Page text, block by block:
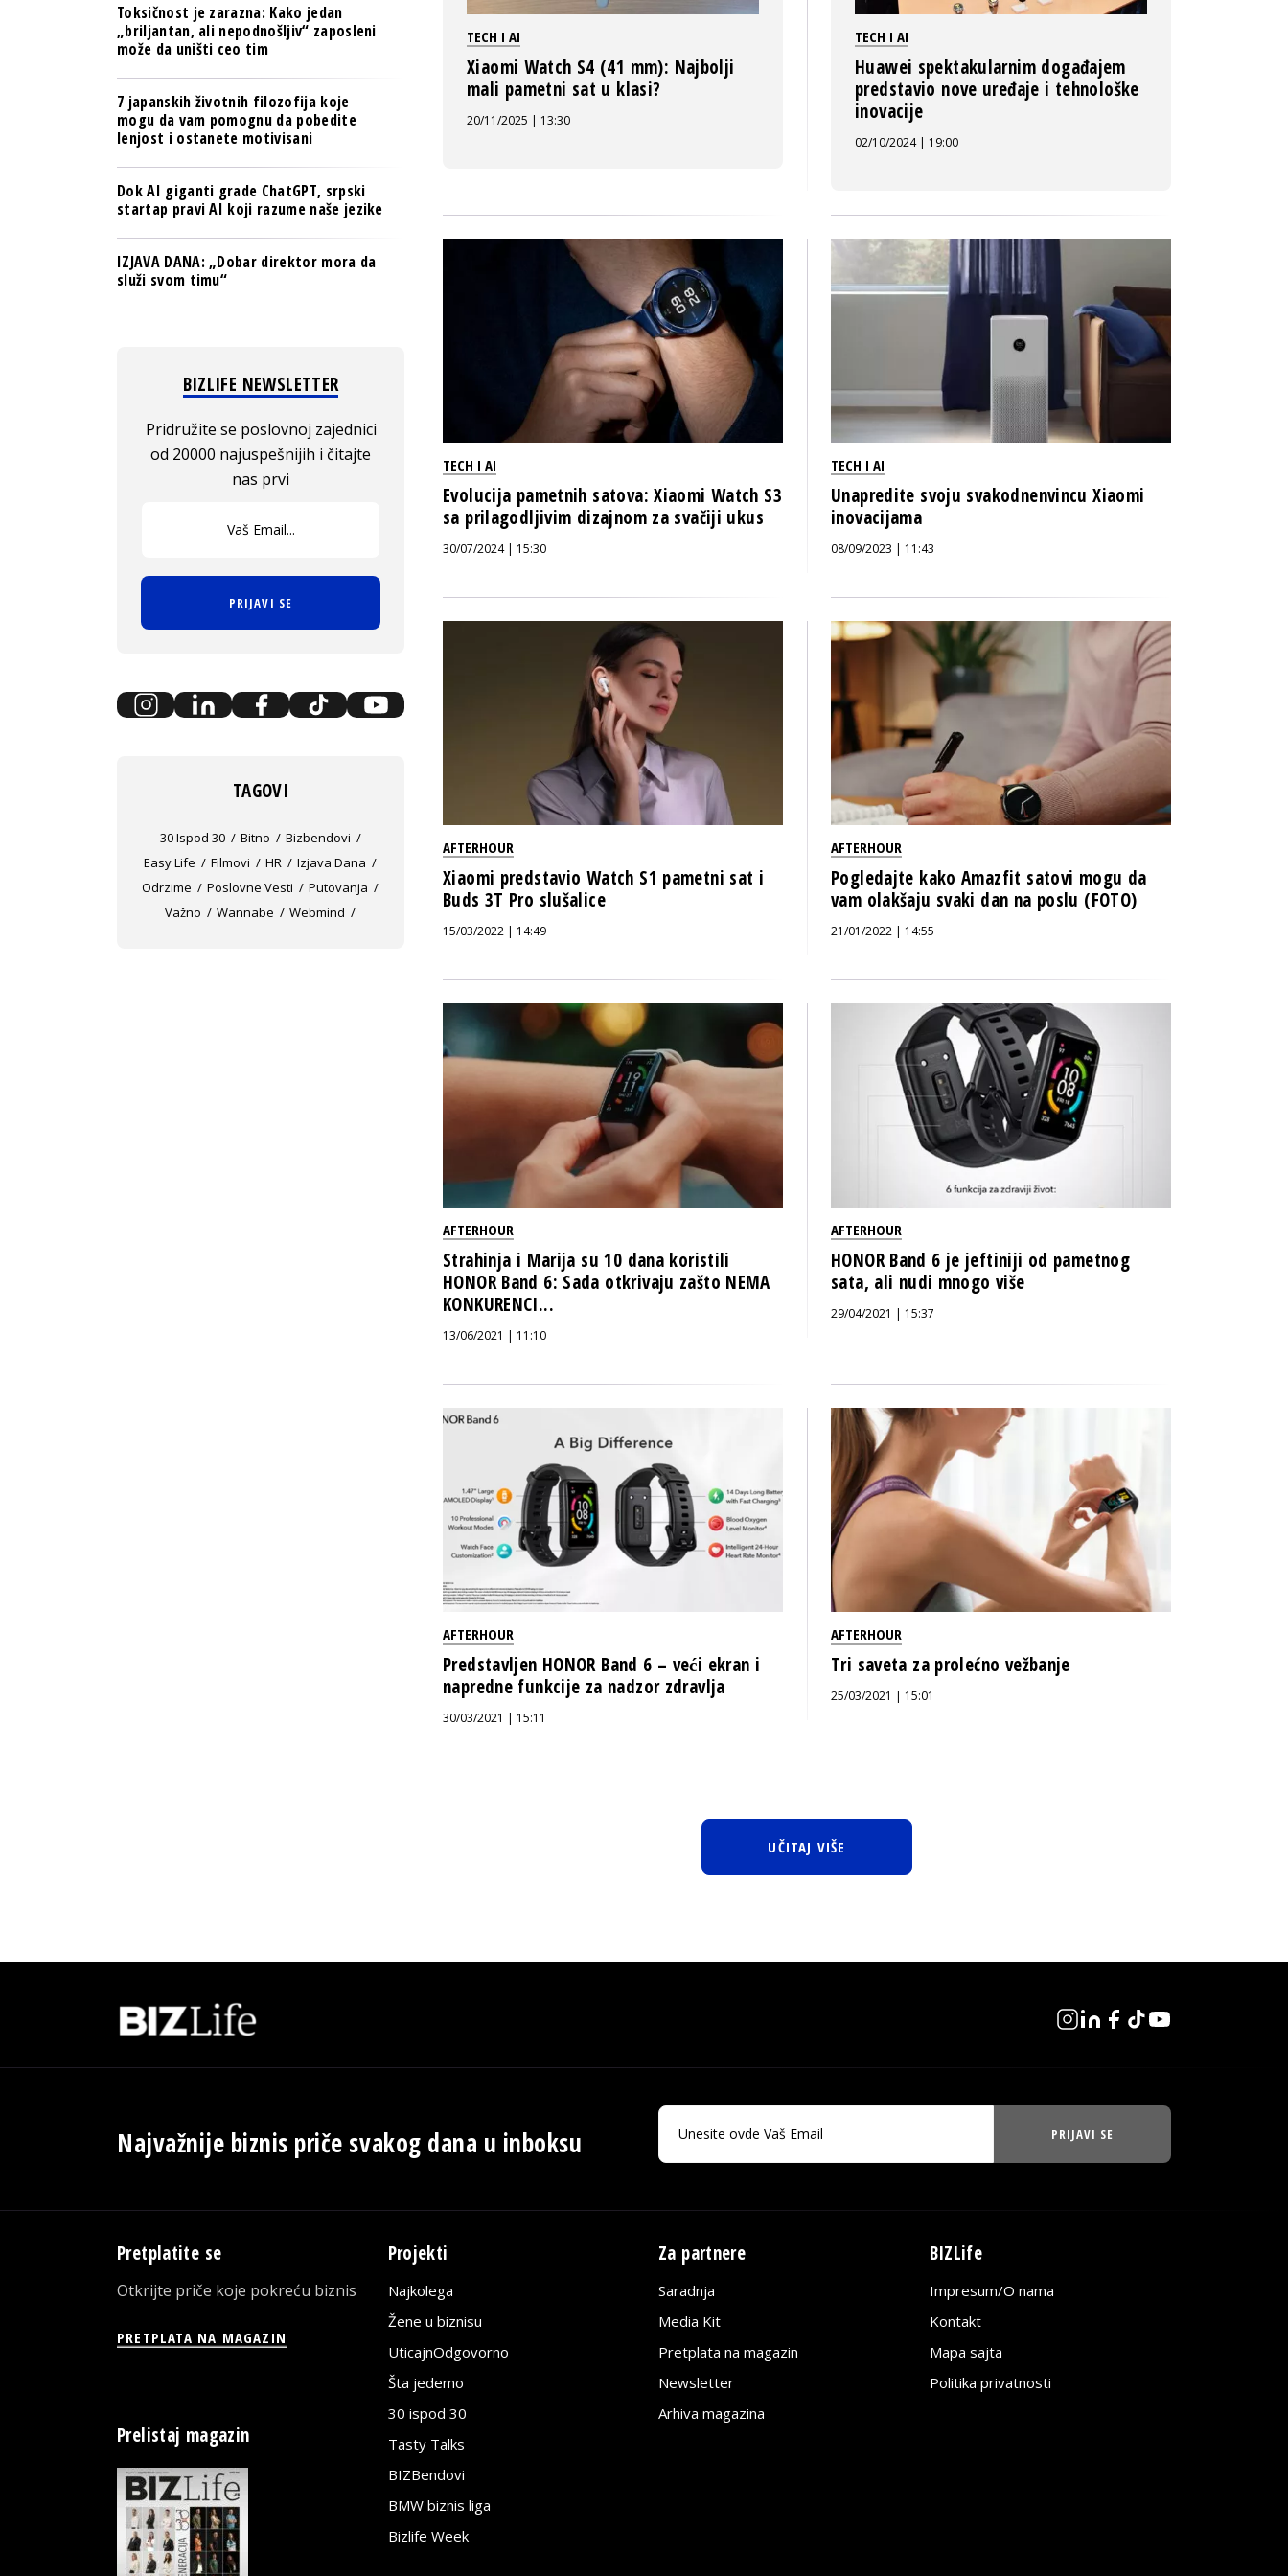
TECH I AI
Xiaomi Watch S4 (41 mm): Najbolji
mali pametni sat u klasi?
20/11/2025 | 13:30
TECH I AI
Huawei spektakularnim događajem
predstavio nove uređaje i tehnološke
inovacije
02/10/2024 | 19:00
TECH I AI
Evolucija pametnih satova: Xiaomi Watch S3
sa prilagodljivim dizajnom za svačiji ukus
30/07/2024 | 15:30
TECH I AI
Unapredite svoju svakodnenvincu Xiaomi
inovacijama
08/09/2023 | 11:43
AFTERHOUR
Xiaomi predstavio Watch S1 pametni sat i
Buds 3T Pro slušalice
15/03/2022 | 14:49
AFTERHOUR
Pogledajte kako Amazfit satovi mogu da
vam olakšaju svaki dan na poslu (FOTO)
21/01/2022 | 14:55
AFTERHOUR
Strahinja i Marija su 10 dana koristili
HONOR Band 6: Sada otkrivaju zašto NEMA
KONKURENCI...
13/06/2021 | 11:10
AFTERHOUR
HONOR Band 6 je jeftiniji od pametnog
sata, ali nudi mnogo više
29/04/2021 | 15:37
AFTERHOUR
Predstavljen HONOR Band 6 – veći ekran i
napredne funkcije za nadzor zdravlja
30/03/2021 | 15:11
AFTERHOUR
Tri saveta za prolećno vežbanje
25/03/2021 | 15:01
UČITAJ VIŠE
Toksičnost je zarazna: Kako jedan
„briljantan, ali nepodnošljiv“ zaposleni
može da uništi ceo tim
7 japanskih životnih filozofija koje
mogu da vam pomognu da pobedite
lenjost i ostanete motivisani
Dok AI giganti grade ChatGPT, srpski
startap pravi AI koji razume naše jezike
IZJAVA DANA: „Dobar direktor mora da
služi svom timu“
BIZLIFE NEWSLETTER
Pridružite se poslovnoj zajednici
od 20000 najuspešnijih i čitajte
nas prvi
PRIJAVI SE
TAGOVI
30 Ispod 30 Bitno
Bizbendovi
Easy Life
Filmovi HR
Izjava Dana
Odrzime
Poslovne Vesti
Putovanja
Važno
Wannabe Webmind
Najvažnije biznis priče svakog dana u inboksu PRIJAVI SE
Pretplatite se
Otkrijte priče koje pokreću biznis
PRETPLATA NA MAGAZIN
Prelistaj magazin
Projekti
Najkolega
Žene u biznisu
UticajnOdgovorno
Šta jedemo
30 ispod 30
Tasty Talks
BIZBendovi
BMW biznis liga
Bizlife Week
Za partnere
Saradnja
Media Kit
Pretplata na magazin
Newsletter
Arhiva magazina
BIZLife
Impresum/O nama
Kontakt
Mapa sajta
Politika privatnosti